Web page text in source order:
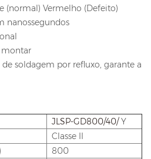
(normal) Vermelho (Defeito)
nanossegundos
montar
soldagem por refluxo, garante a
JLSP-GD800/40/Y
Classe II
800